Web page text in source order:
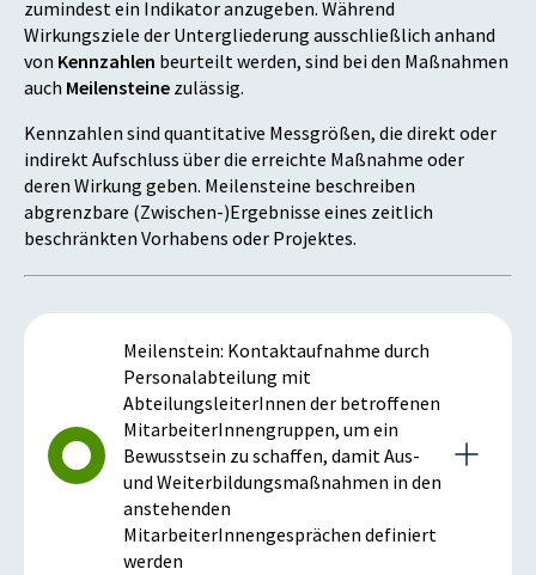
zumindest ein Indikator anzugeben. Während
Wirkungsziele der Untergliederung ausschließlich anhand
von Kennzahlen beurteilt werden, sind bei den Maßnahmen
auch Meilensteine zulässig.
Kennzahlen sind quantitative Messgrößen, die direkt oder
indirekt Aufschluss über die erreichte Maßnahme oder
deren Wirkung geben. Meilensteine beschreiben
abgrenzbare (Zwischen-)Ergebnisse eines zeitlich
beschränkten Vorhabens oder Projektes.
Meilenstein: Kontaktaufnahme durch
Personalabteilung mit
AbteilungsleiterInnen der betroffenen
MitarbeiterInnengruppen, um ein
Bewusstsein zu schaffen, damit Aus-
und Weiterbildungsmaßnahmen in den
anstehenden
MitarbeiterInnengesprächen definiert
werden